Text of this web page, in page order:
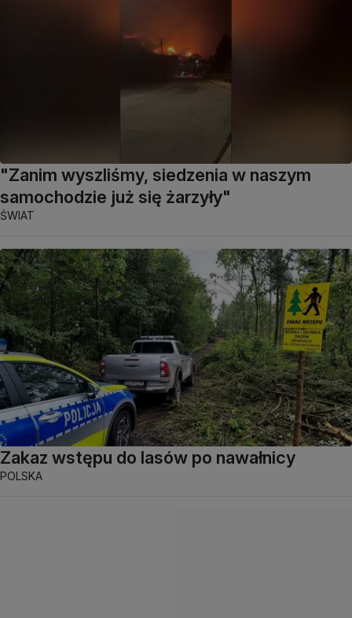
"Zanim wyszliśmy, siedzenia w naszym
samochodzie już się żarzyły"
ŚWIAT
Zakaz wstępu do lasów po nawałnicy
POLSKA